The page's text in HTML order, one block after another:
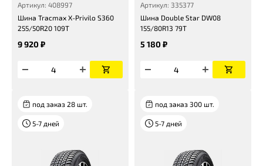
Артикул: 408997
Шина Tracmax X-Privilo S360
255/50R20 109T
9 920 ₽
Артикул: 335377
Шина Double Star DW08
155/80R13 79T
5 180 ₽
под заказ 28 шт.
5-7 дней
под заказ 300 шт.
5-7 дней